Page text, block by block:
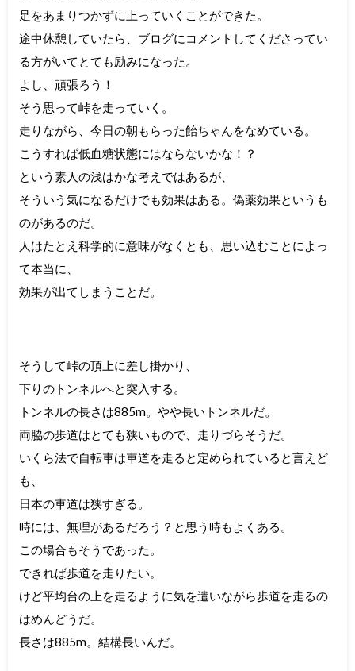
足をあまりつかずに上っていくことができた。
途中休憩していたら、ブログにコメントしてくださってい
る方がいてとても励みになった。
よし、頑張ろう！
そう思って峠を走っていく。
走りながら、今日の朝もらった飴ちゃんをなめている。
こうすれば低血糖状態にはならないかな！？
という素人の浅はかな考えではあるが、
そういう気になるだけでも効果はある。偽薬効果というも
のがあるのだ。
人はたとえ科学的に意味がなくとも、思い込むことによっ
て本当に、
効果が出てしまうことだ。
そうして峠の頂上に差し掛かり、
下りのトンネルへと突入する。
トンネルの長さは885m。やや長いトンネルだ。
両脇の歩道はとても狭いもので、走りづらそうだ。
いくら法で自転車は車道を走ると定められていると言えど
も、
日本の車道は狭すぎる。
時には、無理があるだろう？と思う時もよくある。
この場合もそうであった。
できれば歩道を走りたい。
けど平均台の上を走るように気を遣いながら歩道を走るの
はめんどうだ。
長さは885m。結構長いんだ。